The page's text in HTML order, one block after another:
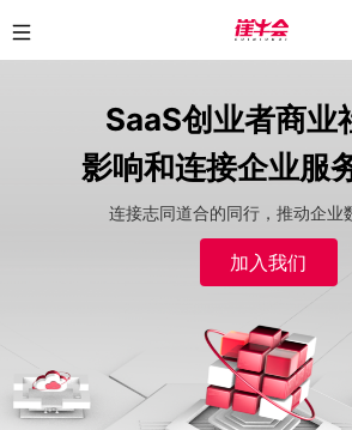
SaaS创业者商业
影响和连接企业服
连接志同道合的同行，推动企业
加入我们